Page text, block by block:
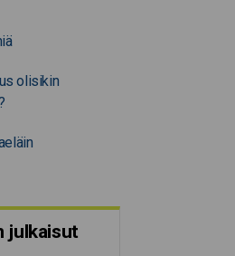
olisikin
julkaisut